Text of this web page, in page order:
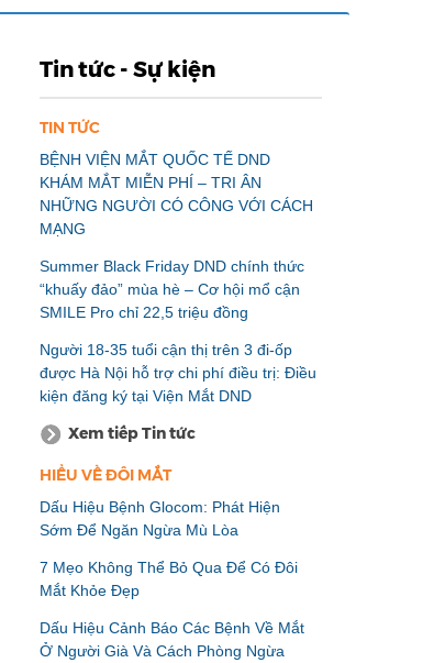
Tin tức - Sự kiện
TIN TỨC
BỆNH VIỆN MẮT QUỐC TẾ DND
KHÁM MẮT MIỄN PHÍ – TRI ÂN
NHỮNG NGƯỜI CÓ CÔNG VỚI CÁCH
MẠNG
Summer Black Friday DND chính thức
“khuấy đảo” mùa hè – Cơ hội mổ cận
SMILE Pro chỉ 22,5 triệu đồng
Người 18-35 tuổi cận thị trên 3 đi-ốp
được Hà Nội hỗ trợ chi phí điều trị: Điều
kiện đăng ký tại Viện Mắt DND
Xem tiếp Tin tức
HIỂU VỀ ĐÔI MẮT
Dấu Hiệu Bệnh Glocom: Phát Hiện
Sớm Để Ngăn Ngừa Mù Lòa
7 Mẹo Không Thể Bỏ Qua Để Có Đôi
Mắt Khỏe Đẹp
Dấu Hiệu Cảnh Báo Các Bệnh Về Mắt
Ở Người Già Và Cách Phòng Ngừa